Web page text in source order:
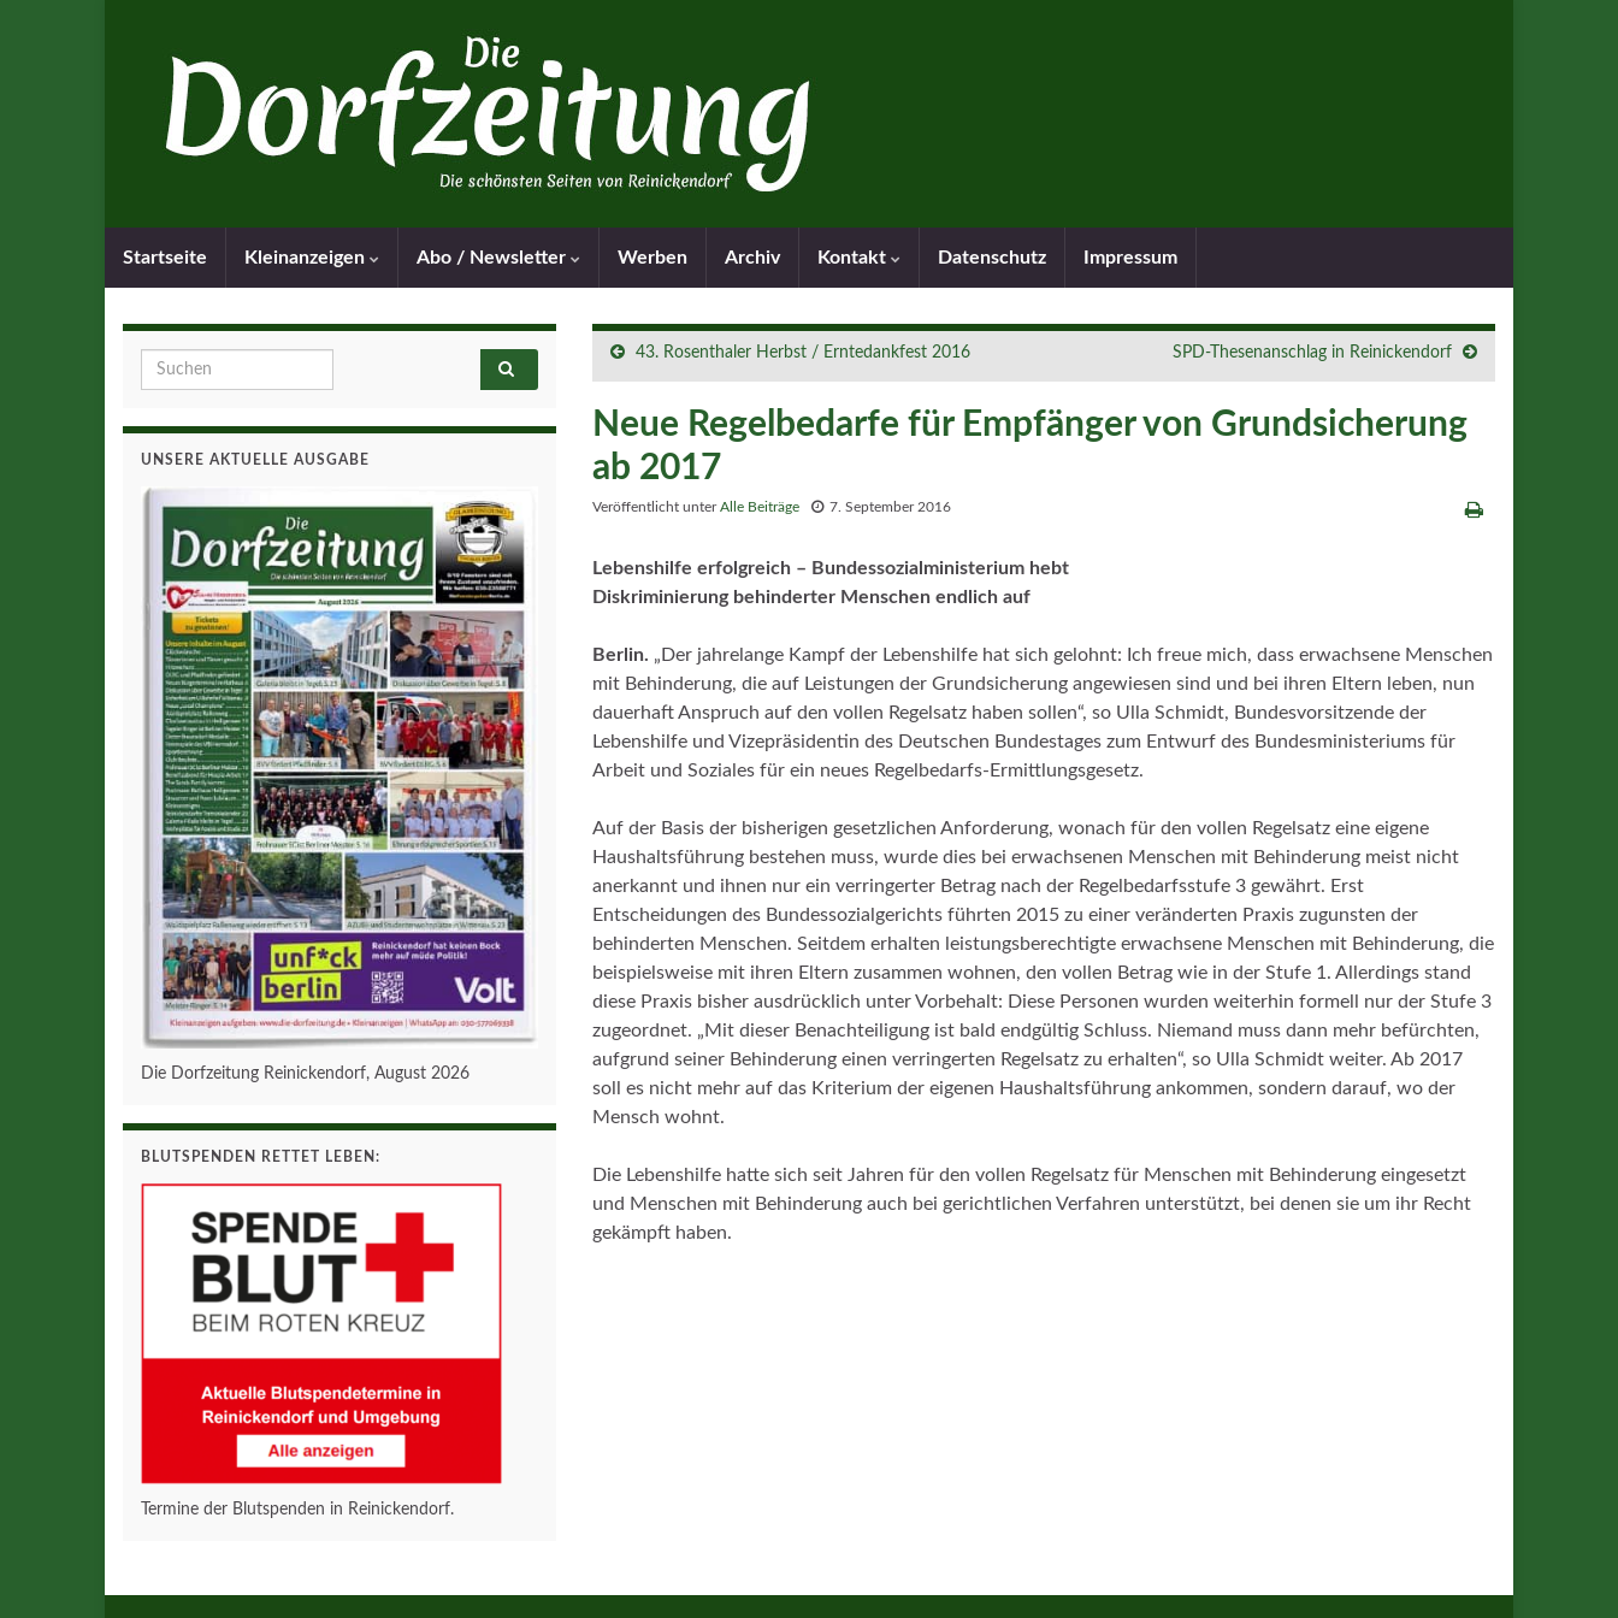
Startseite Kleinanzeigen Abo / Newsletter Werben Archiv Kontakt Datenschutz Impressum
43. Rosenthaler Herbst / Erntedankfest 2016 SPD-Thesenanschlag in Reinickendorf
Neue Regelbedarfe für Empfänger von Grundsicherung
ab 2017
Veröffentlicht unterAlle Beiträge 7. September 2016
Lebenshilfe erfolgreich – Bundessozialministerium hebt
Diskriminierung behinderter Menschen endlich auf
Berlin. „Der jahrelange Kampf der Lebenshilfe hat sich gelohnt: Ich freue mich, dass erwachsene Menschen
mit Behinderung, die auf Leistungen der Grundsicherung angewiesen sind und bei ihren Eltern leben, nun
dauerhaft Anspruch auf den vollen Regelsatz haben sollen“, so Ulla Schmidt, Bundesvorsitzende der
Lebenshilfe und Vizepräsidentin des Deutschen Bundestages zum Entwurf des Bundesministeriums für
Arbeit und Soziales für ein neues Regelbedarfs-Ermittlungsgesetz.
Auf der Basis der bisherigen gesetzlichen Anforderung, wonach für den vollen Regelsatz eine eigene
Haushaltsführung bestehen muss, wurde dies bei erwachsenen Menschen mit Behinderung meist nicht
anerkannt und ihnen nur ein verringerter Betrag nach der Regelbedarfsstufe 3 gewährt. Erst
Entscheidungen des Bundessozialgerichts führten 2015 zu einer veränderten Praxis zugunsten der
behinderten Menschen. Seitdem erhalten leistungsberechtigte erwachsene Menschen mit Behinderung, die
beispielsweise mit ihren Eltern zusammen wohnen, den vollen Betrag wie in der Stufe 1. Allerdings stand
diese Praxis bisher ausdrücklich unter Vorbehalt: Diese Personen wurden weiterhin formell nur der Stufe 3
zugeordnet. „Mit dieser Benachteiligung ist bald endgültig Schluss. Niemand muss dann mehr befürchten,
aufgrund seiner Behinderung einen verringerten Regelsatz zu erhalten“, so Ulla Schmidt weiter. Ab 2017
soll es nicht mehr auf das Kriterium der eigenen Haushaltsführung ankommen, sondern darauf, wo der
Mensch wohnt.
Die Lebenshilfe hatte sich seit Jahren für den vollen Regelsatz für Menschen mit Behinderung eingesetzt
und Menschen mit Behinderung auch bei gerichtlichen Verfahren unterstützt, bei denen sie um ihr Recht
gekämpft haben.
Search for:
UNSERE AKTUELLE AUSGABE
Die Dorfzeitung Reinickendorf, August 2026
BLUTSPENDEN RETTET LEBEN:
Termine der Blutspenden in Reinickendorf.